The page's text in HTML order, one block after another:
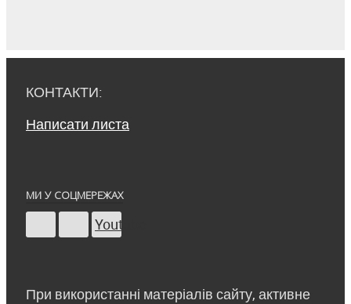
КОНТАКТИ:
Написати листа
МИ У СОЦМЕРЕЖАХ
Youtube
При використанні матеріалів сайту, активне